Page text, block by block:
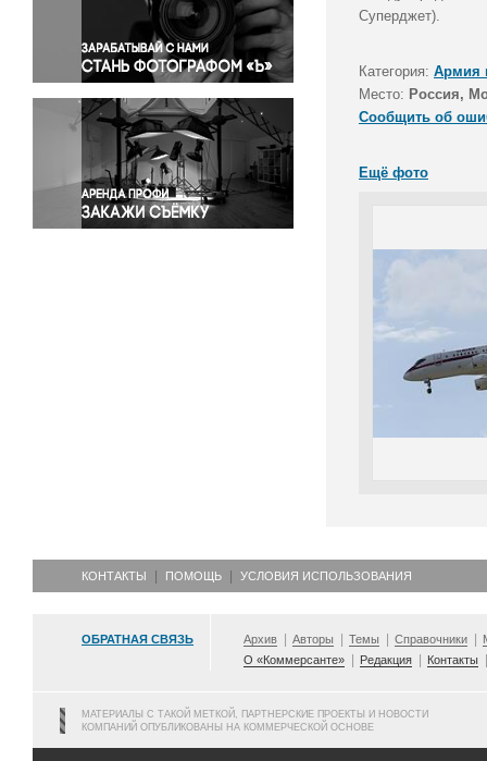
Правосудие
Происшествия и конфликты
Религия
Светская жизнь
Спорт
Экология
Экономика и бизнес
Суперджет).
Категория: Армия
Место: Россия,
Сообщить об
Ещё фото
КОНТАКТЫ ПОМОЩЬ УСЛОВИЯ ИСПОЛЬЗОВАНИЯ
ОБРАТНАЯ СВЯЗЬ Архив Авторы Темы Справочники
О «Коммерсанте»
Редакция Контакты
МАТЕРИАЛЫ С ТАКОЙ МЕТКОЙ, ПАРТНЕРСКИЕ ПРОЕКТЫ И НОВОСТИ
КОМПАНИЙ ОПУБЛИКОВАНЫ НА КОММЕРЧЕСКОЙ ОСНОВЕ